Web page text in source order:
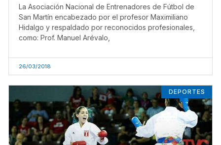
La Asociación Nacional de Entrenadores de Fútbol de
San Martín encabezado por el profesor Maximiliano
Hidalgo y respaldado por reconocidos profesionales,
como: Prof. Manuel Arévalo,
26/03/2018
DEPORTES